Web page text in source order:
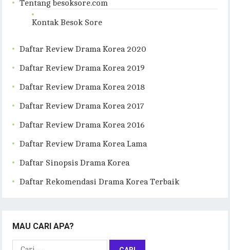
Tentang besoksore.com
Kontak Besok Sore
Daftar Review Drama Korea 2020
Daftar Review Drama Korea 2019
Daftar Review Drama Korea 2018
Daftar Review Drama Korea 2017
Daftar Review Drama Korea 2016
Daftar Review Drama Korea Lama
Daftar Sinopsis Drama Korea
Daftar Rekomendasi Drama Korea Terbaik
MAU CARI APA?
Cari